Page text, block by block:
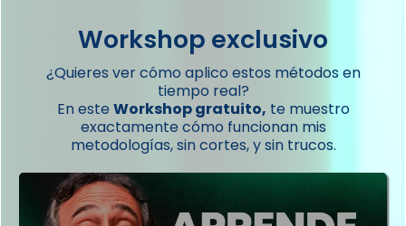
Workshop exclusivo
¿Quieres ver cómo aplico estos métodos en
tiempo real?
En este Workshop gratuito, te muestro
exactamente cómo funcionan mis
metodologías, sin cortes, y sin trucos.